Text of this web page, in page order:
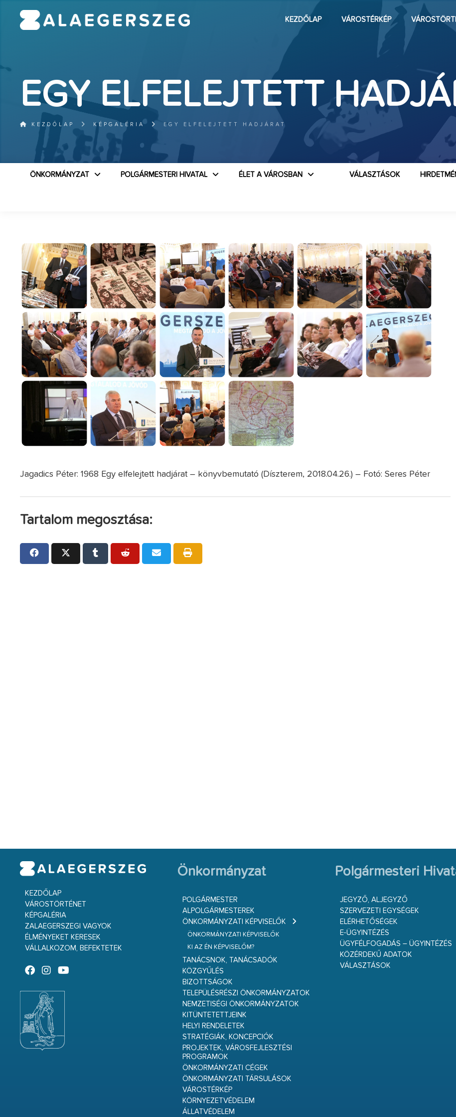
KEZDŐLAP VÁROSTÉRKÉP
EGY ELFELEJTETT
KEZDŐLAP KÉPGALÉRIA EGY ELFELEJTETT HADJÁRAT
ÖNKORMÁNYZAT POLGÁRMESTERI HIVATAL ÉLET A VÁROSBAN VÁLASZTÁSOK
Jagadics Péter: 1968 Egy elfelejtett hadjárat – könyvbemutató (Díszterem, 2018.04.26.) – Fotó: Seres Péter
Tartalom megosztása:
KEZDŐLAP
VÁROSTÖRTÉNET
KÉPGALÉRIA
ZALAEGERSZEGI VAGYOK
ÉLMÉNYEKET KERESEK
VÁLLALKOZOM, BEFEKTETEK
Önkormányzat
POLGÁRMESTER
ALPOLGÁRMESTEREK
ÖNKORMÁNYZATI KÉPVISELŐK
ÖNKORMÁNYZATI KÉPVISELŐK
KI AZ ÉN KÉPVISELŐM?
TANÁCSNOK, TANÁCSADÓK
KÖZGYŰLÉS
BIZOTTSÁGOK
TELEPÜLÉSRÉSZI ÖNKORMÁNYZATOK
NEMZETISÉGI ÖNKORMÁNYZATOK
KITÜNTETETTJEINK
HELYI RENDELETEK
STRATÉGIÁK, KONCEPCIÓK
PROJEKTEK, VÁROSFEJLESZTÉSI
PROGRAMOK
ÖNKORMÁNYZATI CÉGEK
ÖNKORMÁNYZATI TÁRSULÁSOK
VÁROSTÉRKÉP
KÖRNYEZETVÉDELEM
ÁLLATVÉDELEM
Polgármesteri
JEGYZŐ, ALJEGYZŐ
SZERVEZETI EGYSÉGEK
ELÉRHETŐSÉGEK
E-ÜGYINTÉZÉS
ÜGYFÉLFOGADÁS – ÜGYINTÉZÉS
KÖZÉRDEKŰ ADATOK
VÁLASZTÁSOK